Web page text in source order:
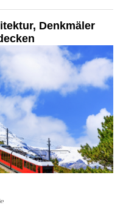
Denkmäler